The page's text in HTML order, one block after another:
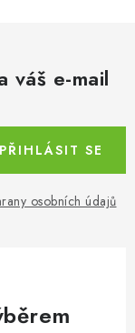
váš e-mail
osobních údajů
PŘIHLÁSIT SE